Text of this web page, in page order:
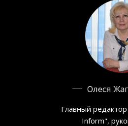
Олеся
Главный
Inform",